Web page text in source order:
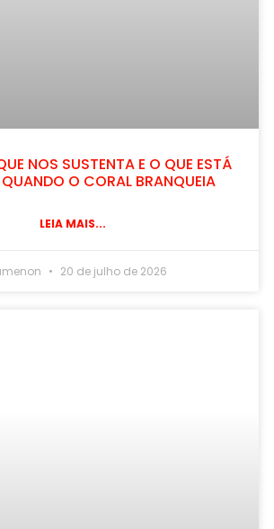
NOS SUSTENTA E O QUE ESTÁ
O CORAL BRANQUEIA
LEIA MAIS...
20 de julho de 2026